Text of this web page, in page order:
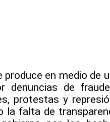
produce en medio de
denuncias de
protestas y
la falta de